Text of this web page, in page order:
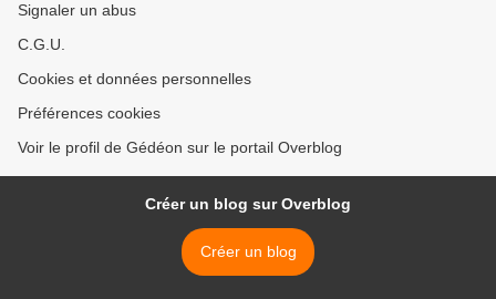
Signaler un abus
C.G.U.
Cookies et données personnelles
Préférences cookies
Voir le profil de Gédéon sur le portail Overblog
Créer un blog sur Overblog
Créer un blog